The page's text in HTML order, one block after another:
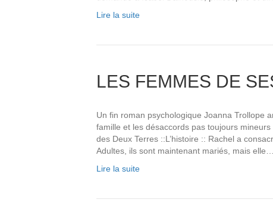
Lire la suite
LES FEMMES DE
Un fin roman psychologique Joanna Trollope
famille et les désaccords pas toujours
des Deux Terres ::L’histoire :: Rachel a
Adultes, ils sont maintenant mariés, mais elle…
Lire la suite